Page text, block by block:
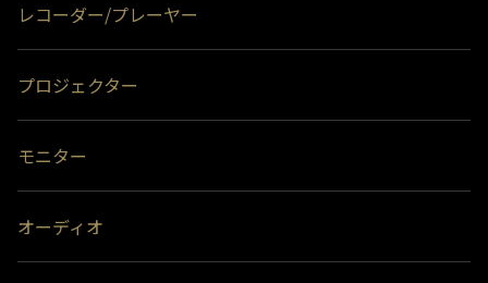
レコーダー/プレーヤー
プロジェクター
モニター
オーディオ